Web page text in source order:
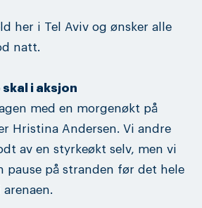
her i Tel Aviv og ønsker alle
natt.
skal i aksjon
med en morgenøkt på
Hristina Andersen. Vi andre
av en styrkeøkt selv, men vi
pause på stranden før det hele